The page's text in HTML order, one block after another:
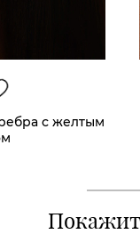
с желтым